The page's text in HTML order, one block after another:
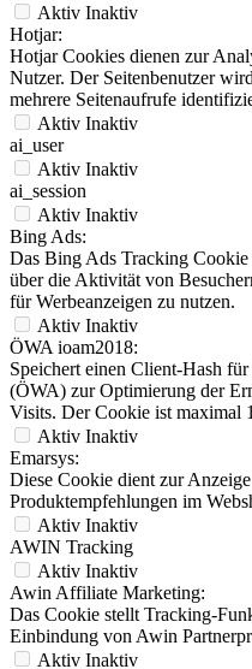
Aktiv Inaktiv
Hotjar:
Hotjar Cookies dienen zur
Nutzer. Der Seitenbenutzer
mehrere Seitenaufrufe
Aktiv Inaktiv
ai_user
Aktiv Inaktiv
ai_session
Aktiv Inaktiv
Bing Ads:
Das Bing Ads Tracking
über die Aktivität von
für Werbeanzeigen zu nutzen.
Aktiv Inaktiv
ÖWA ioam2018:
Speichert einen Client-Hash
(ÖWA) zur Optimierung der
Visits. Der Cookie ist maximal
Aktiv Inaktiv
Emarsys:
Diese Cookie dient zur
Produktempfehlungen im
Aktiv Inaktiv
AWIN Tracking
Aktiv Inaktiv
Awin Affiliate Marketing:
Das Cookie stellt Tracking-
Einbindung von Awin
Aktiv Inaktiv